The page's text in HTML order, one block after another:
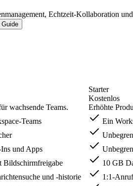
Echtzeit-Kollaboration
wachsende Teams.
Teams
und Apps
Bildschirmfreigabe
und -historie
Starter
Kostenlos
Erhöhte
Ein
10 GB
1:1-